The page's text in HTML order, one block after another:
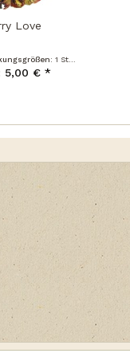
Love
1 Stück
5,00 € *